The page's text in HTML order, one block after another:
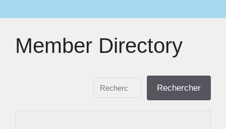
Member Directory